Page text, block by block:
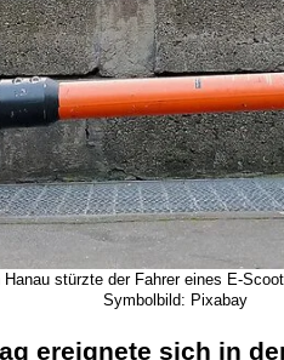
Hanau stürzte der Fahrer eines E-
Symbolbild: Pixabay
ereignete sich in